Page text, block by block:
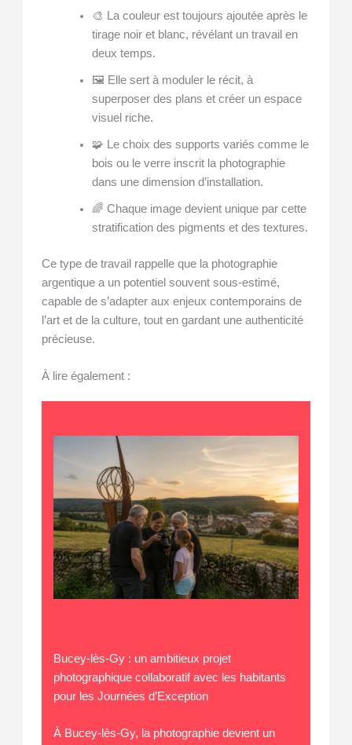
🎨 La couleur est toujours ajoutée après le
tirage noir et blanc, révélant un travail en
deux temps.
🖼 Elle sert à moduler le récit, à
superposer des plans et créer un espace
visuel riche.
🧩 Le choix des supports variés comme le
bois ou le verre inscrit la photographie
dans une dimension d’installation.
🌈 Chaque image devient unique par cette
stratification des pigments et des textures.
Ce type de travail rappelle que la photographie
argentique a un potentiel souvent sous-estimé,
capable de s’adapter aux enjeux contemporains de
l’art et de la culture, tout en gardant une authenticité
précieuse.
À lire également :
Bucey-lès-Gy : un ambitieux projet
photographique collaboratif avec les habitants
pour les Journées d’Exception
À Bucey-lès-Gy, la photographie devient un